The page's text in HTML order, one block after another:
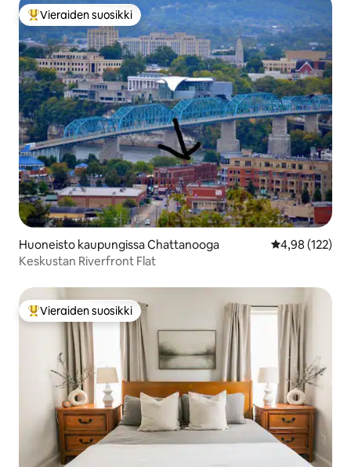
Vieraiden suosikkien parhaimmistoa
Vieraiden suosikki
Huoneisto kaupungissa Chattanooga
4,98 (122)
Keskustan Riverfront Flat
Vieraiden suosikkien parhaimmistoa
Vieraiden suosikki